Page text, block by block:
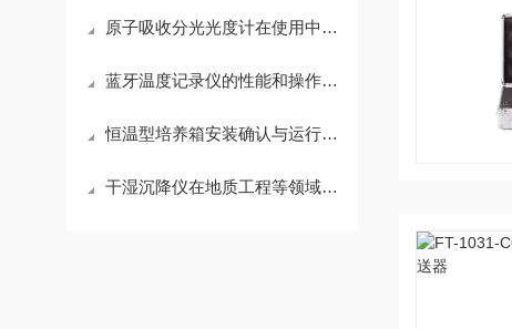
原子吸收分光光度计在使用中易出现毛病的地方
蓝牙温度记录仪的性能和操作步骤
恒温型培养箱安装确认与运行确认要求
干湿沉降仪在地质工程等领域的应用和优势说明